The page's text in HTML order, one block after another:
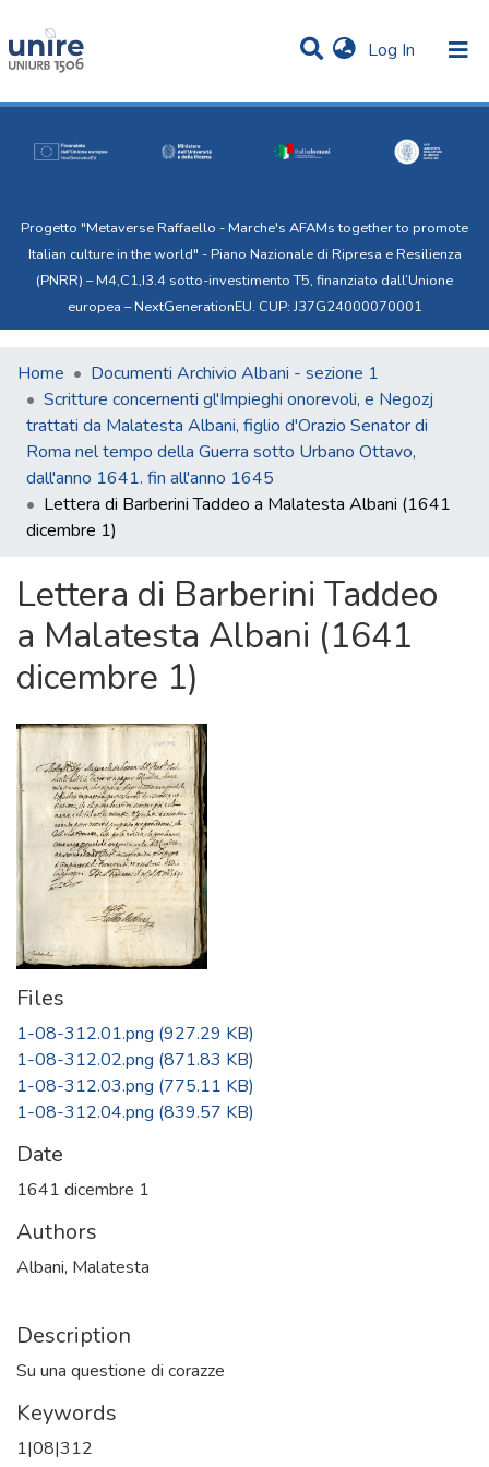
Log In (current)
Statistics
Progetto "Metaverse Raffaello - Marche's AFAMs together to promote
Italian culture in the world" - Piano Nazionale di Ripresa e Resilienza
(PNRR) – M4,C1,I3.4 sotto-investimento T5, finanziato dall’Unione
europea – NextGenerationEU. CUP: J37G24000070001
Home
Documenti Archivio Albani - sezione 1
Scritture concernenti gl'Impieghi onorevoli, e Negozj
trattati da Malatesta Albani, figlio d'Orazio Senator di
Roma nel tempo della Guerra sotto Urbano Ottavo,
dall'anno 1641. fin all'anno 1645
Lettera di Barberini Taddeo a Malatesta Albani (1641
dicembre 1)
Lettera di Barberini Taddeo
a Malatesta Albani (1641
dicembre 1)
Files
1-08-312.01.png (927.29 KB)
1-08-312.02.png (871.83 KB)
1-08-312.03.png (775.11 KB)
1-08-312.04.png (839.57 KB)
Date
1641 dicembre 1
Authors
Albani, Malatesta
Description
Su una questione di corazze
Keywords
1|08|312